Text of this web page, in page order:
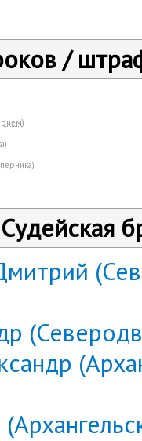
/
)
)
)
Судейская